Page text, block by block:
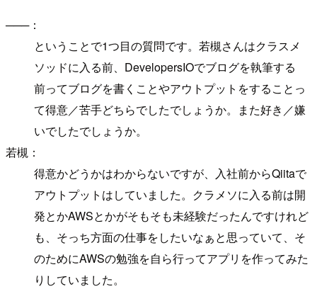
───：
ということで1つ目の質問です。若槻さんはクラスメ
ソッドに入る前、DevelopersIOでブログを執筆する
前ってブログを書くことやアウトプットをすることっ
て得意／苦手どちらでしたでしょうか。また好き／嫌
いでしたでしょうか。
若槻：
得意かどうかはわからないですが、入社前からQiitaで
アウトプットはしていました。クラメソに入る前は開
発とかAWSとかがそもそも未経験だったんですけれど
も、そっち方面の仕事をしたいなぁと思っていて、そ
のためにAWSの勉強を自ら行ってアプリを作ってみた
りしていました。